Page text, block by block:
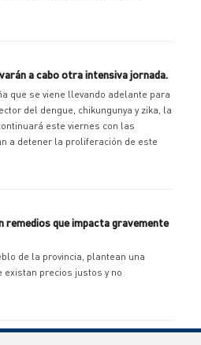
a cabo otra intensiva jornada.
que se viene llevando adelante para
del dengue, chikungunya y zika, la
este viernes con las
a detener la proliferación de este
que impacta gravemente
de la provincia, plantean una
existan precios justos y no